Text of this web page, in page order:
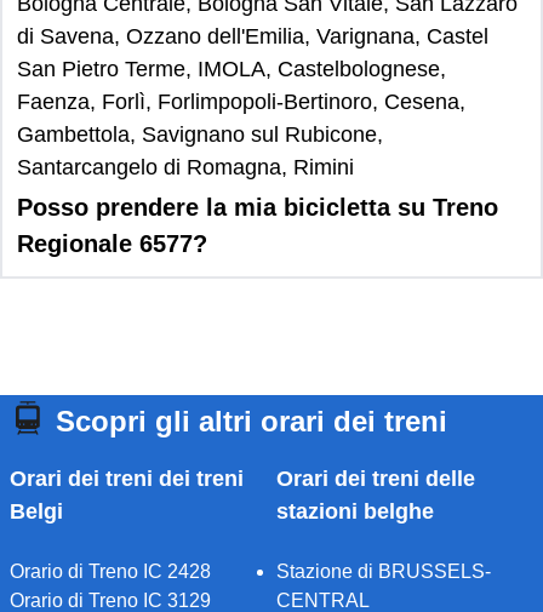
di Savena, Ozzano dell'Emilia, Varignana, Castel
San Pietro Terme, IMOLA, Castelbolognese,
Faenza, Forlì, Forlimpopoli-Bertinoro, Cesena,
Gambettola, Savignano sul Rubicone,
Santarcangelo di Romagna, Rimini
Posso prendere la mia bicicletta su Treno
Regionale 6577?
Scopri gli altri orari dei treni
Orari dei treni dei treni
Belgi
Orario di Treno IC 2428
Orario di Treno IC 3129
Orari dei treni delle
stazioni belghe
Stazione di BRUSSELS-
CENTRAL